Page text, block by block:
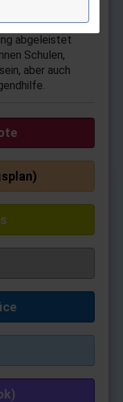
18 Monate. Es
einer
abgeleistet
Schulen,
aber auch